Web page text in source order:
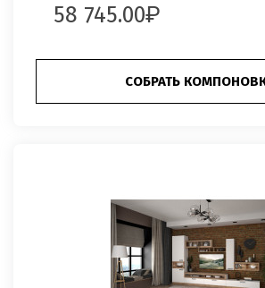
58 745.00
СОБРАТЬ